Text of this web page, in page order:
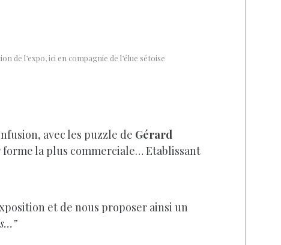
de l’expo, ici en compagnie de l’élue sétoise
avec les puzzle de Gérard
forme la plus commerciale… Etablissant
et de nous proposer ainsi un